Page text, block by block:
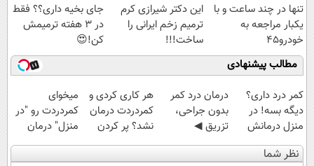
تنها در چند ساعت و با
یکبار مراجعه به
خودرو45
این دکتر شیرازی کرم
ترمیم زخم ایرانی را
ساخت!!!
جای بخیه داری؟؟ فقط
در 3 هفته ترمیمش
کن!😍
مطالب پیشنهادی
کمر درد داری؟
دیگه بسه! در
منزل درمانش
کن
(◀پرسش‌نامه)
درمان درد کمر
بدون جراحی،
تزریق ◀
پرسش‌نامه رو پر
کن ▶
هر کاری کردی و
کمردردت درمان
نشد؟ پر کردن
پرسشنامه و
دریافت راه حل
میخوای
کمردردت رو "در
منزل" درمان
کنی؟ (◂فیلم +
◂پرسش‌نامه)
نظر شما